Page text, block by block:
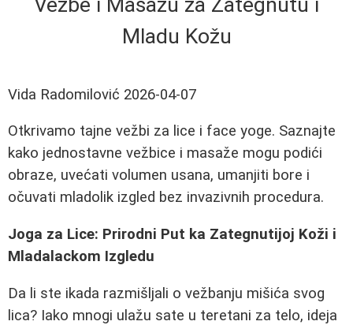
Mladu Kožu
Vida Radomilović 2026-04-07
Otkrivamo tajne vežbi za lice i face yoge. Saznajte
kako jednostavne vežbice i masaže mogu podići
obraze, uvećati volumen usana, umanjiti bore i
očuvati mladolik izgled bez invazivnih procedura.
Joga za Lice: Prirodni Put ka Zategnutijoj Koži i
Mladalackom Izgledu
Da li ste ikada razmišljali o vežbanju mišića svog
lica? Iako mnogi ulažu sate u teretani za telo, ideja